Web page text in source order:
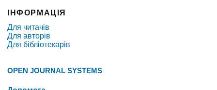
ІНФОРМАЦІЯ
Для читачів
Для авторів
Для бібліотекарів
OPEN JOURNAL SYSTEMS